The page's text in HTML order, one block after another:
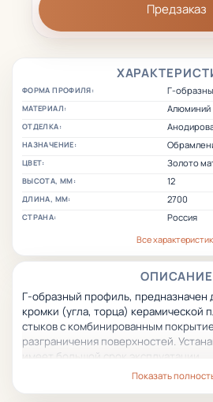
ФОРМА ПРОФИЛЯ: Г-
МАТЕРИАЛ: Алюминий
ОТДЕЛКА:
НАЗНАЧЕНИЕ:
ЦВЕТ: Золото
ВЫСОТА, ММ: 12
ДЛИНА, ММ: 2700
СТРАНА:
Россия
Все
ОПИСАНИЕ
Г-образный профиль, предназначен
кромки (угла, торца) керамической
стыков с комбинированным
разграничения поверхностей.
имеет большой срок эксплуатации.
Показать
Предзаказ